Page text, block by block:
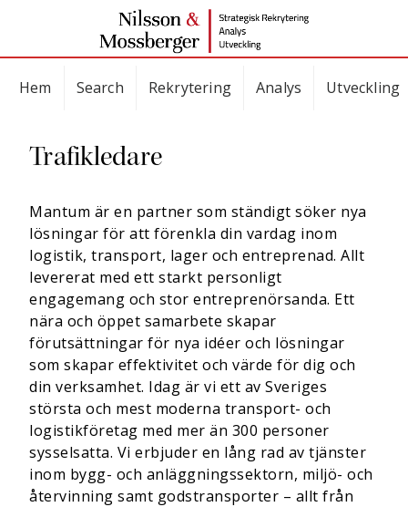
Hem Search Rekrytering Analys Utveckling
Trafikledare
Mantum är en partner som ständigt söker nya
lösningar för att förenkla din vardag inom
logistik, transport, lager och entreprenad. Allt
levererat med ett starkt personligt
engagemang och stor entreprenörsanda. Ett
nära och öppet samarbete skapar
förutsättningar för nya idéer och lösningar
som skapar effektivitet och värde för dig och
din verksamhet. Idag är vi ett av Sveriges
största och mest moderna transport- och
logistikföretag med mer än 300 personer
sysselsatta. Vi erbjuder en lång rad av tjänster
inom bygg- och anläggningssektorn, miljö- och
återvinning samt godstransporter – allt från